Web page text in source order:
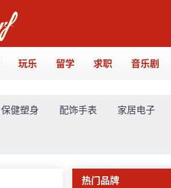
玩乐 留学 求职 音乐剧
保健塑身 配饰手表 家居电子
热门品牌